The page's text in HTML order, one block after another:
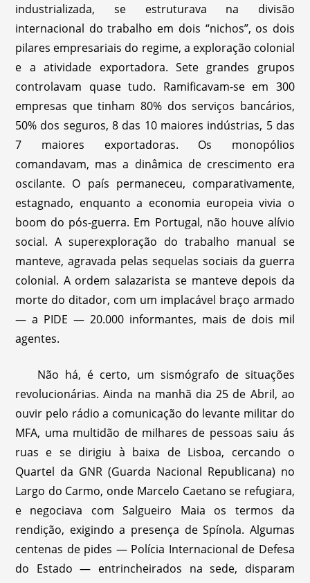
industrializada, se estruturava na divisão
internacional do trabalho em dois “nichos”, os dois
pilares empresariais do regime, a exploração colonial
e a atividade exportadora. Sete grandes grupos
controlavam quase tudo. Ramificavam-se em 300
empresas que tinham 80% dos serviços bancários,
50% dos seguros, 8 das 10 maiores indústrias, 5 das
7 maiores exportadoras. Os monopólios
comandavam, mas a dinâmica de crescimento era
oscilante. O país permaneceu, comparativamente,
estagnado, enquanto a economia europeia vivia o
boom do pós-guerra. Em Portugal, não houve alívio
social. A superexploração do trabalho manual se
manteve, agravada pelas sequelas sociais da guerra
colonial. A ordem salazarista se manteve depois da
morte do ditador, com um implacável braço armado
— a PIDE — 20.000 informantes, mais de dois mil
agentes.
Não há, é certo, um sismógrafo de situações
revolucionárias. Ainda na manhã dia 25 de Abril, ao
ouvir pelo rádio a comunicação do levante militar do
MFA, uma multidão de milhares de pessoas saiu ás
ruas e se dirigiu à baixa de Lisboa, cercando o
Quartel da GNR (Guarda Nacional Republicana) no
Largo do Carmo, onde Marcelo Caetano se refugiara,
e negociava com Salgueiro Maia os termos da
rendição, exigindo a presença de Spínola. Algumas
centenas de pides — Polícia Internacional de Defesa
do Estado — entrincheirados na sede, disparam